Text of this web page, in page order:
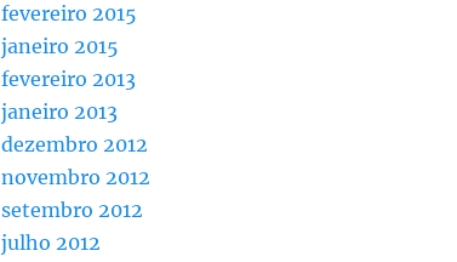
fevereiro 2015
janeiro 2015
fevereiro 2013
janeiro 2013
dezembro 2012
novembro 2012
setembro 2012
julho 2012